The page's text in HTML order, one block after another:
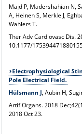
Majd P, Madershahian N,
A, Heinen S, Merkle J,
Wahlers T.
Ther Adv Cardiovasc Dis.
10.1177/
Electrophysiological
Pole Electrical Field.
Hülsmann J, Aubin H,
Artif Organs. 2018
2018 Oct 23.